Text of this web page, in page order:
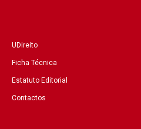
UDireito
Ficha Técnica
Estatuto Editorial
Contactos